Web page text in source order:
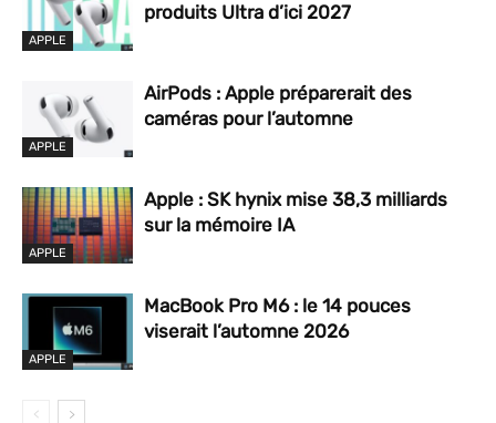
APPLE
produits Ultra d’ici 2027
APPLE
AirPods : Apple préparerait des
caméras pour l’automne
APPLE
Apple : SK hynix mise 38,3 milliards
sur la mémoire IA
APPLE
MacBook Pro M6 : le 14 pouces
viserait l’automne 2026